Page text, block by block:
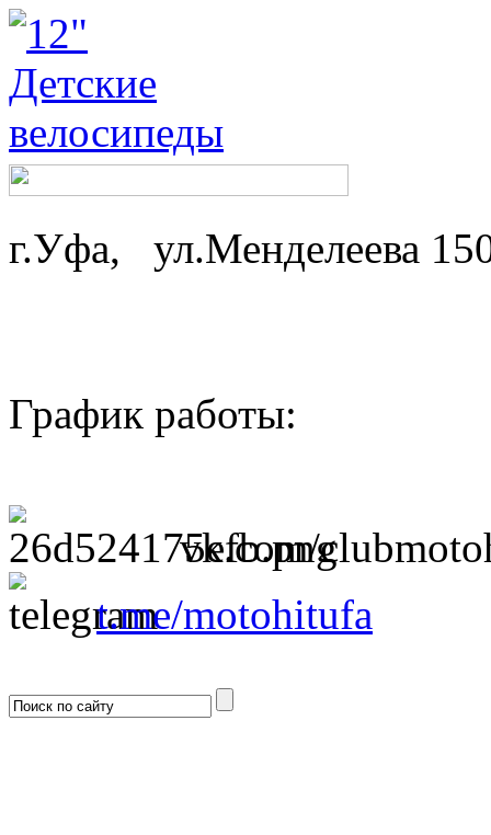
г.Уфа, ул.Менделеева
График работы:
vk.com/
t.me/motohitufa